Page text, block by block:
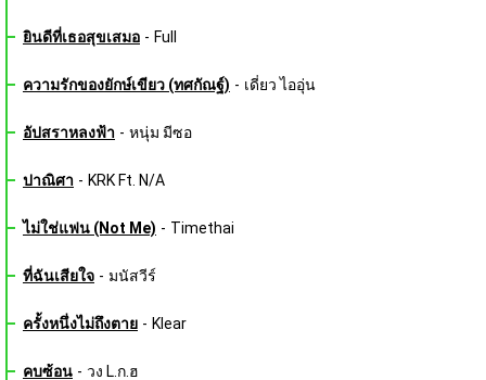
ยินดีที่เธอสุขเสมอ - Full
ความรักของยักษ์เขียว (ทศกัณฐ์) - เดี่ยว ไออุ่น
อัปสราหลงฟ้า - หนุ่ม มีซอ
ปาณิศา - KRK Ft. N/A
ไม่ใช่แฟน (Not Me) - Timethai
ที่ฉันเสียใจ - มนัสวีร์
ครั้งหนึ่งไม่ถึงตาย - Klear
คบซ้อน - วง L.ก.ฮ